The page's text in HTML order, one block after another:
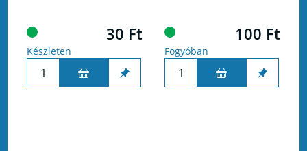
30 Ft
Készleten
100 Ft
Fogyóban